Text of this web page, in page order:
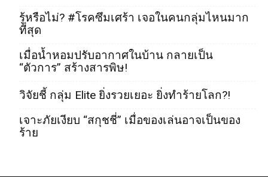
รู้หรือไม่? #โรคซึมเศร้า เจอในคนกลุ่มไหนมาก
ที่สุด
เมื่อน้ำหอมปรับอากาศในบ้าน กลายเป็น
“ตัวการ” สร้างสารพิษ!
วิจัยชี้ กลุ่ม Elite ยิ่งรวยเยอะ ยิ่งทำร้ายโลก?!
เจาะภัยเงียบ “สกุชชี่” เมื่อของเล่นอาจเป็นของ
ร้าย